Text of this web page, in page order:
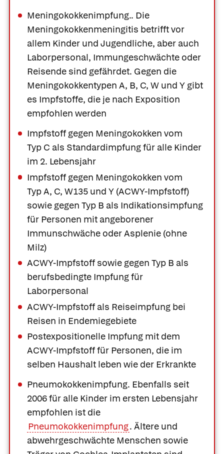
Meningokokkenimpfung.. Die
Meningokokkenmeningitis betrifft vor
allem Kinder und Jugendliche, aber auch
Laborpersonal, Immungeschwächte oder
Reisende sind gefährdet. Gegen die
Meningokokkentypen A, B, C, W und Y gibt
es Impfstoffe, die je nach Exposition
empfohlen werden
Impfstoff gegen Meningokokken vom
Typ C als Standardimpfung für alle Kinder
im 2. Lebensjahr
Impfstoff gegen Meningokokken vom
Typ A, C, W135 und Y (ACWY-Impfstoff)
sowie gegen Typ B als Indikationsimpfung
für Personen mit angeborener
Immunschwäche oder Asplenie (ohne
Milz)
ACWY-Impfstoff sowie gegen Typ B als
berufsbedingte Impfung für
Laborpersonal
ACWY-Impfstoff als Reiseimpfung bei
Reisen in Endemiegebiete
Postexpositionelle Impfung mit dem
ACWY-Impfstoff für Personen, die im
selben Haushalt leben wie der Erkrankte
Pneumokokkenimpfung. Ebenfalls seit
2006 für alle Kinder im ersten Lebensjahr
empfohlen ist die
Pneumokokkenimpfung. Ältere und
abwehrgeschwächte Menschen sowie